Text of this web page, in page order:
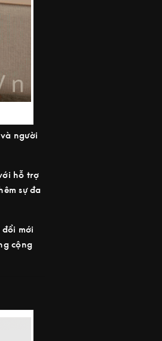
người
hỗ trợ
sự đa
mới
cộng